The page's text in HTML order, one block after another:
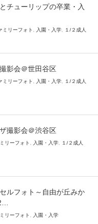
チューリップの卒業・入
ミリーフォト , 入園・入学, １/２成人
影会＠世田谷区
ミリーフォト , 入園・入学, １/２成人
撮影会＠渋谷区
リーフォト 入園・入学
１/２成人
ルフォト～自由が丘みか
リーフォト 入園・入学